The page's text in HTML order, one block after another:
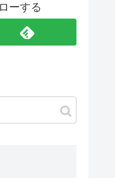
ーする